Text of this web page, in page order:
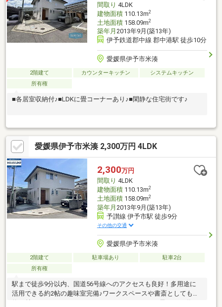
間取り 4LDK
建物面積110.13m2
土地面積158.09m2
築年月 2013年9月(築13年)
伊予鉄道郡中線 郡中港駅 徒歩10分
愛媛県伊予市米湊
2階建て カウンターキッチン
システムキッチン
所有権
■各居室収納付♪■LDKに畳コーナーあり♪■閑静な住宅街です♪
愛媛県伊予市米湊 2,300万円 4LDK
2,300万円
間取り 4LDK
建物面積110.13m2
土地面積158.09m2
築年月 2013年9月(築13年)
予讃線 伊予市駅 徒歩9分
その他の交通
愛媛県伊予市米湊
2階建て 駐車場あり
駐車2台
所有権
駅まで徒歩9分以内、国道56号線へのアクセスも良好！多用途に
活用できる約2帖の趣味室完備♪ワークスペースや書斎としても◎
約18帖のゆとりあるLDKは、ホームパーティーやお子さまの遊び